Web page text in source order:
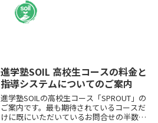
進学塾SOIL 高校生コースの料金と
指導システムについてのご案内
進学塾SOILの高校生コース「SPROUT」の
ご案内です。最も期待されているコースだ
けに既にいただいているお問合せの半数は